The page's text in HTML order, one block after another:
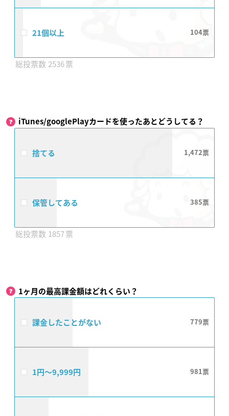
21個以上 104
2536
iTunes/googlePlayカードを使ったあとどうしてる？
捨てる 1,472
保管してある 385
1857
1ヶ月の最高課金額はどれくらい？
課金したことがない 779
1円〜9,999円 981